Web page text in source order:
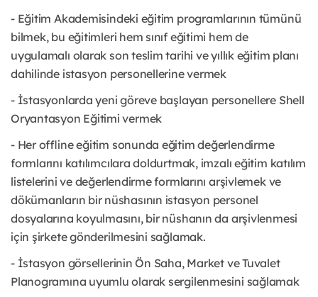
- Eğitim Akademisindeki eğitim programlarının tümünü
bilmek, bu eğitimleri hem sınıf eğitimi hem de
uygulamalı olarak son teslim tarihi ve yıllık eğitim planı
dahilinde istasyon personellerine vermek
- İstasyonlarda yeni göreve başlayan personellere Shell
Oryantasyon Eğitimi vermek
- Her offline eğitim sonunda eğitim değerlendirme
formlarını katılımcılara doldurtmak, imzalı eğitim katılım
listelerini ve değerlendirme formlarını arşivlemek ve
dökümanların bir nüshasının istasyon personel
dosyalarına koyulmasını, bir nüshanın da arşivlenmesi
için şirkete gönderilmesini sağlamak.
- İstasyon görsellerinin Ön Saha, Market ve Tuvalet
Planogramına uyumlu olarak sergilenmesini sağlamak